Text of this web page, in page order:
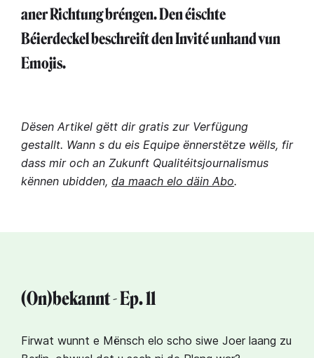
aner Richtung bréngen. Den éischte
Béierdeckel beschreift den Invité unhand vun
Emojis.
Dësen Artikel gëtt dir gratis zur Verfügung
gestallt. Wann s du eis Equipe ënnerstëtze wëlls, fir
dass mir och an Zukunft Qualitéitsjournalismus
kënnen ubidden, da maach elo däin Abo.
(On)bekannt - Ep. 11
Firwat wunnt e Mënsch elo scho siwe Joer laang zu